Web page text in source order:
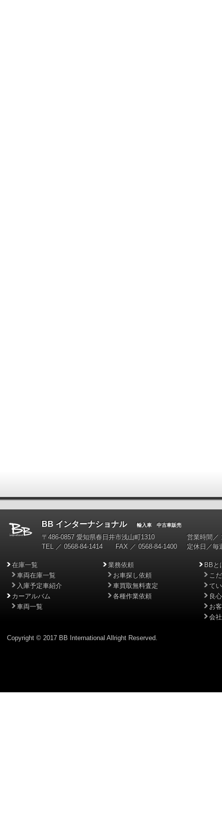
BB インターナショナル輸入車 中古車販売
〒486-0857 愛知県春日井市浅山町1310
TEL ／ 0568-84-1414 FAX ／ 0568-84-1400
営業時間／
定休日／毎
在庫一覧
車両在庫一覧
入庫予定車紹介
カーアルバム
車両一覧
業務依頼
お車探し依頼
車買取無料査定
各種作業依頼
BBと
こ
て
良
お
会
Copyright © 2017 BB International Allright Reserved.